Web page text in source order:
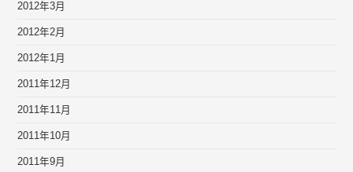
2012年3月
2012年2月
2012年1月
2011年12月
2011年11月
2011年10月
2011年9月